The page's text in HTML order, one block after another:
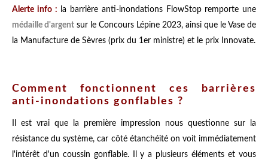
Alerte info : la barrière anti-inondations FlowStop remporte une
médaille d'argent sur le Concours Lépine 2023, ainsi que le Vase de
la Manufacture de Sèvres (prix du 1er ministre) et le prix Innovate.
Comment fonctionnent ces barrières
anti-inondations gonflables ?
Il est vrai que la première impression nous questionne sur la
résistance du système, car côté étanchéité on voit immédiatement
l'intérêt d'un coussin gonflable. Il y a plusieurs éléments et vous